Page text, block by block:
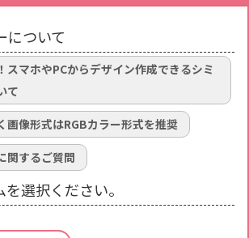
について
スマホやPCからデザイン作成できるシミ
て
画像形式はRGBカラー形式を推奨
関するご質問
選択ください。